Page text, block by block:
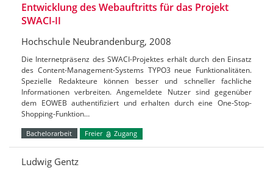
Entwicklung des Webauftritts für das Projekt
SWACI-II
Hochschule Neubrandenburg, 2008
Die Internetpräsenz des SWACI-Projektes erhält durch den Einsatz
des Content-Management-Systems TYPO3 neue Funktionalitäten.
Spezielle Redakteure können besser und schneller fachliche
Informationen verbreiten. Angemeldete Nutzer sind gegenüber
dem EOWEB authentifiziert und erhalten durch eine One-Stop-
Shopping-Funktion…
Bachelorarbeit Freier Zugang
Ludwig Gentz